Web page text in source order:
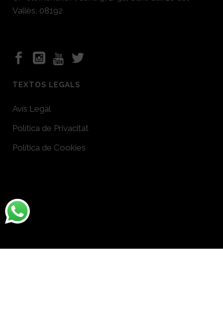
Vallès, 08192
TEXTOS LEGALS
Avís Legal
Política de Privacitat
Política de Cookies